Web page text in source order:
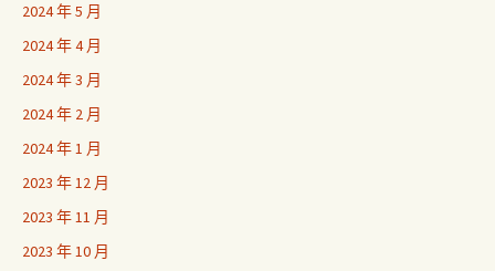
2024 年 5 月
2024 年 4 月
2024 年 3 月
2024 年 2 月
2024 年 1 月
2023 年 12 月
2023 年 11 月
2023 年 10 月